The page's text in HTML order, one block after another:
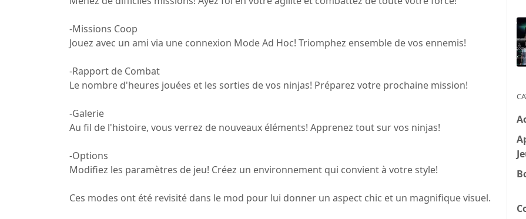
-Missions Coop
Jouez avec un ami via une connexion Mode Ad Hoc! Triomphez ensemble de vos ennemis!
-Rapport de Combat
Le nombre d'heures jouées et les sorties de vos ninjas! Préparez votre prochaine mission!
-Galerie
Au fil de l'histoire, vous verrez de nouveaux éléments! Apprenez tout sur vos ninjas!
-Options
Modifiez les paramètres de jeu! Créez un environnement qui convient à votre style!
Ces modes ont été revisité dans le mod pour lui donner un aspect chic et un magnifique visuel.